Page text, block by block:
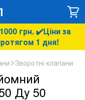
грн. ✔️Ціни за
1 дня!
Зворотні клапани
Ду 50